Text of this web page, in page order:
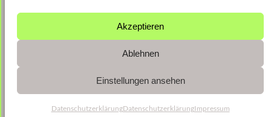
Akzeptieren
Ablehnen
Einstellungen ansehen
DatenschutzerklärungDatenschutzerklärungImpressum